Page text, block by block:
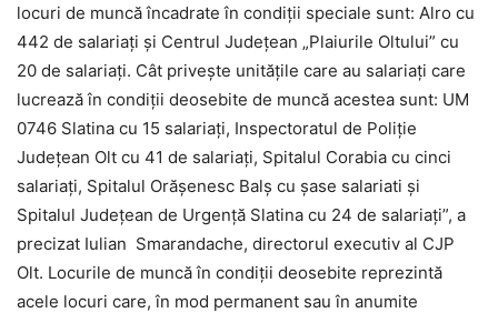
locuri de muncă încadrate în condiţii speciale sunt: Alro cu
442 de salariaţi şi Centrul Judeţean „Plaiurile Oltului” cu
20 de salariaţi. Cât priveşte unităţile care au salariaţi care
lucrează în condiţii deosebite de muncă acestea sunt: UM
0746 Slatina cu 15 salariaţi, Inspectoratul de Poliţie
Judeţean Olt cu 41 de salariaţi, Spitalul Corabia cu cinci
salariaţi, Spitalul Orăşenesc Balş cu şase salariati şi
Spitalul Judeţean de Urgenţă Slatina cu 24 de salariaţi”, a
precizat Iulian Smarandache, directorul executiv al CJP
Olt. Locurile de muncă în condiţii deosebite reprezintă
acele locuri care, în mod permanent sau în anumite